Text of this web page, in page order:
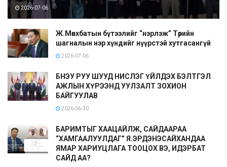
2026-07-06
Ж.Мөнхбатын бүтээлийг “нэрлэж” Төрийн
шагналын нэр хүндийг нүүрстэй хутгасангүй
2026-07-06
БНЭУ РУУ ШУУД НИСЛЭГ ҮЙЛДЭХ БЭЛТГЭЛ
АЖЛЫН ХҮРЭЭНД УУЛЗАЛТ ЗОХИОН
БАЙГУУЛАВ
2026-06-30
БАРИМТЫГ ХААЦАЙЛЖ, САЙДААРАА
“ХАМГААЛУУЛДАГ” Я.ЭРДЭНЭСАЙХАНДАА
ЯМАР ХАРИУЦЛАГА ТООЦОХ ВЭ, ИДЭРБАТ
САЙД АА?